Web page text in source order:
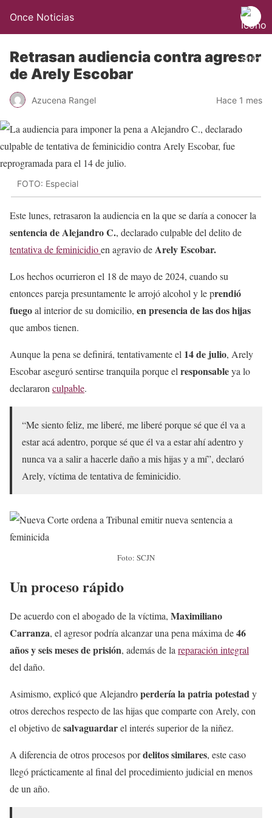
Once Noticias
Retrasan audiencia contra agresor
de Arely Escobar
Azucena Rangel Hace 1 mes
FOTO: Especial
Este lunes, retrasaron la audiencia en la que se daría a conocer la
sentencia de Alejandro C., declarado culpable del delito de
tentativa de feminicidioen agravio deArely Escobar.
Los hechos ocurrieron el 18 de mayo de 2024, cuando su
entonces pareja presuntamente le arrojó alcohol y le prendió
fuegoal interior de su domicilio, en presencia de las dos hijas
que ambos tienen.
Aunque la pena se definirá, tentativamente el 14 de julio, Arely
Escobar aseguró sentirse tranquila porque el responsableya lo
declararon culpable.
“Me siento feliz, me liberé, me liberé porque sé que él va a
estar acá adentro, porque sé que él va a estar ahí adentro y
nunca va a salir a hacerle daño a mis hijas y a mí”, declaró
Arely, víctima de tentativa de feminicidio.
Foto: SCJN
Un proceso rápido
De acuerdo con el abogado de la víctima, Maximiliano
Carranza, el agresor podría alcanzar una pena máxima de46
años y seis meses de prisión, además de la reparación integral
del daño.
Asimismo, explicó que Alejandroperdería la patria potestady
otros derechos respecto de las hijas que comparte con Arely, con
el objetivo desalvaguardarel interés superior de la niñez.
A diferencia de otros procesos pordelitos similares, este caso
llegó prácticamente al final del procedimiento judicial en menos
de un año.